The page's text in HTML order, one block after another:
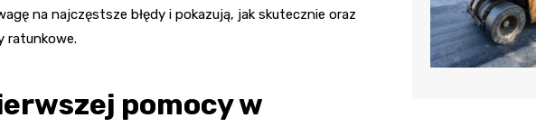
na najczęstsze błędy i pokazują, jak skutecznie oraz
ratunkowe.
pomocy w